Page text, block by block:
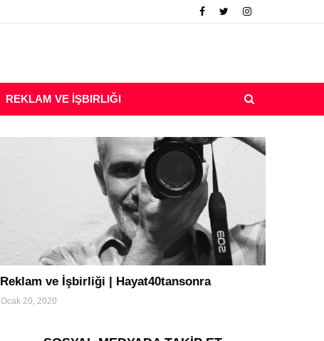
REKLAM VE İŞBIRLIĞI
Reklam ve İşbirliği | Hayat40tansonra
Ocak 20, 2020